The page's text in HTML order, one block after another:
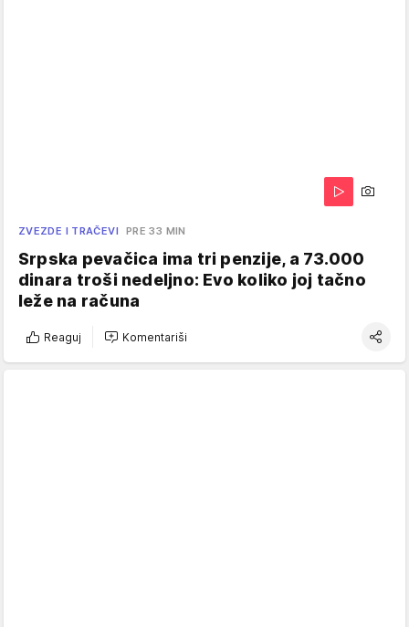
ZVEZDE I TRAČEVI PRE 33 MIN
Srpska pevačica ima tri penzije, a 73.000
dinara troši nedeljno: Evo koliko joj tačno
leže na računa
Reaguj Komentariši